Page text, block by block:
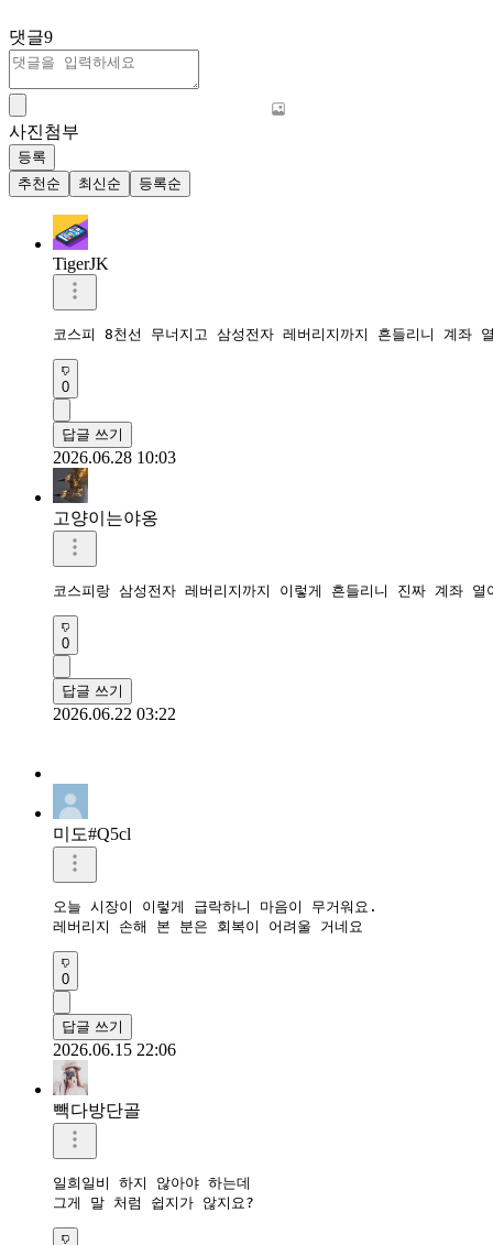
댓글9
사진첨부
등록
추천순
최신순 등록순
TigerJK
코스피 8천선 무너지고 삼성전자 레버리지까지 흔들리니 계
0
답글 쓰기
2026.06.28 10:03
고양이는야옹
코스피랑 삼성전자 레버리지까지 이렇게 흔들리니 진짜 계좌
0
답글 쓰기
2026.06.22 03:22
미도#Q5cl
오늘 시장이 이렇게 급락하니 마음이 무거워요.
레버리지 손해 본 분은 회복이 어려울 거네요
0
답글 쓰기
2026.06.15 22:06
빽다방단골
일희일비 하지 않아야 하는데
그게 말 처럼 쉽지가 않지요?